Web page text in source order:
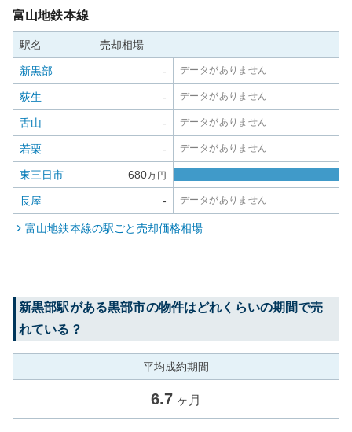
富山地鉄本線
駅名 売却相場
新黒部 - データがありません
荻生 - データがありません
舌山 - データがありません
若栗 - データがありません
東三日市 680万円
長屋 - データがありません
富山地鉄本線の駅ごと売却価格相場
新黒部駅がある黒部市の物件はどれくらいの期間で売
れている？
平均成約期間
6.7 ヶ月